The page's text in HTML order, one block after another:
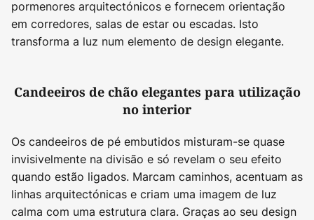
pormenores arquitectónicos e fornecem orientação
em corredores, salas de estar ou escadas. Isto
transforma a luz num elemento de design elegante.
Candeeiros de chão elegantes para utilização
no interior
Os candeeiros de pé embutidos misturam-se quase
invisivelmente na divisão e só revelam o seu efeito
quando estão ligados. Marcam caminhos, acentuam as
linhas arquitectónicas e criam uma imagem de luz
calma com uma estrutura clara. Graças ao seu design